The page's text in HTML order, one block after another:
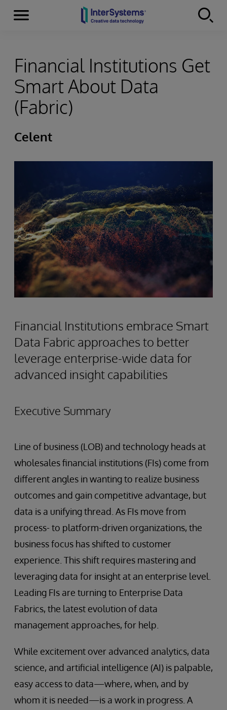
Skip to content
Menu
Financial Institutions Get
Smart About Data
(Fabric)
Celent
Financial Institutions embrace Smart
Data Fabric approaches to better
leverage enterprise-wide data for
advanced insight capabilities
Executive Summary
Line of business (LOB) and technology heads at
wholesales financial institutions (FIs) come from
different angles in wanting to realize business
outcomes and gain competitive advantage, but
data is a unifying thread. As FIs move from
process- to platform-driven organizations, the
business focus has shifted to customer
experience. This shift requires mastering and
leveraging data for insight at an enterprise level.
Leading FIs are turning to Enterprise Data
Fabrics, the latest evolution of data
management approaches, for help.
While excitement over advanced analytics, data
science, and artificial intelligence (AI) is palpable,
easy access to data—where, when, and by
whom it is needed—is a work in progress. A